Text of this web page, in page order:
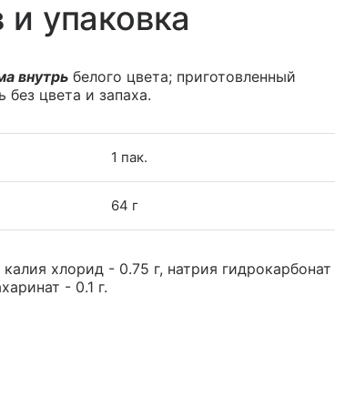
упаковка
внутрь белого цвета; приготовленный
цвета и запаха.
1 пак.
64 г
хлорид - 0.75 г, натрия гидрокарбонат
- 0.1 г.